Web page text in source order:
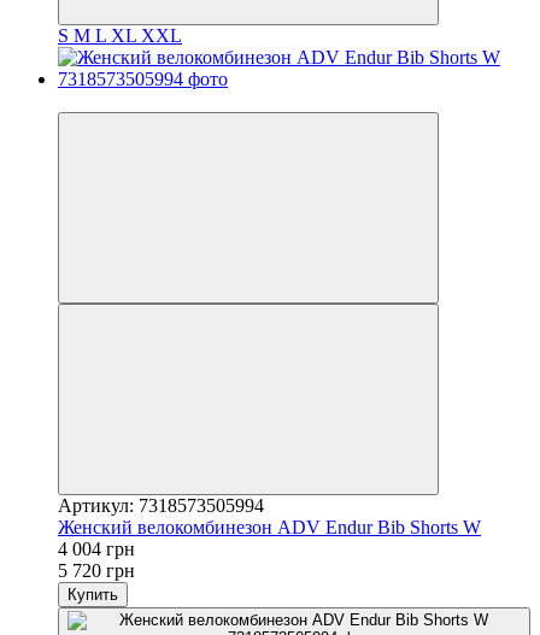
S M L XL XXL
Артикул: 7318573505994
Женский велокомбинезон ADV Endur Bib Shorts W
4 004 грн
5 720 грн
Купить